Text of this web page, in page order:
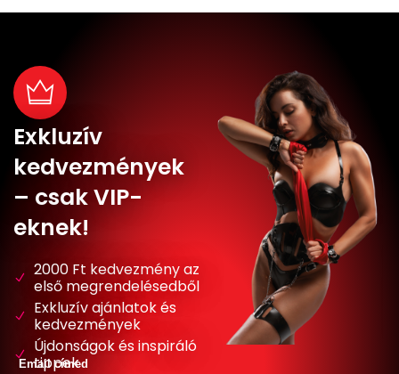
Exkluzív
kedvezmények
– csak VIP-
eknek!
2000 Ft kedvezmény az
első megrendelésedből
Exkluzív ajánlatok és
kedvezmények
Újdonságok és inspiráló
tippek
Email címed